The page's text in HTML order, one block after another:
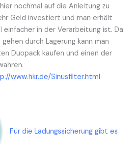
nochmal auf die Anleitung zu
Geld investiert und man erhält
einfacher in der Verarbeitung ist. Da
durch Lagerung kann man
Duopack kaufen und einen der
www.hkr.de/Sinusfilter.html
Für die Ladungssicherung gibt es